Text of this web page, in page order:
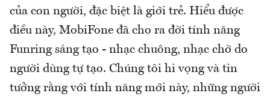
của con người, đặc biệt là giới trẻ. Hiểu được
điều này, MobiFone đã cho ra đời tính năng
Funring sáng tạo - nhạc chuông, nhạc chờ do
người dùng tự tạo. Chúng tôi hi vọng và tin
tưởng rằng với tính năng mới này, những người